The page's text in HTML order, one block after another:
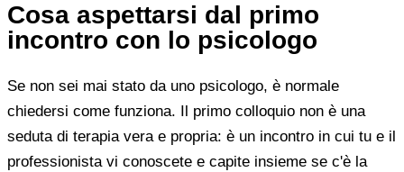
Cosa aspettarsi dal primo
incontro con lo psicologo
Se non sei mai stato da uno psicologo, è normale
chiedersi come funziona. Il primo colloquio non è una
seduta di terapia vera e propria: è un incontro in cui tu e il
professionista vi conoscete e capite insieme se c'è la